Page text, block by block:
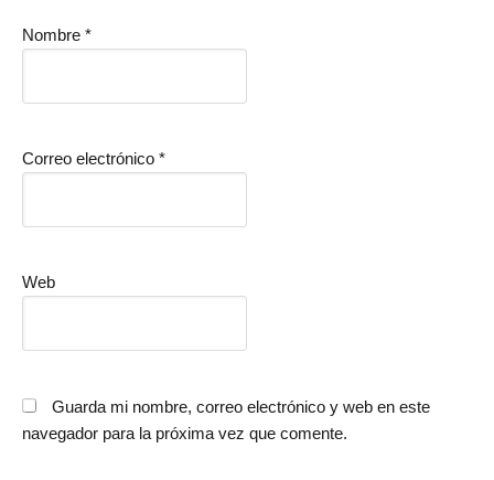
Nombre *
Correo electrónico *
Web
Guarda mi nombre, correo electrónico y web en este
navegador para la próxima vez que comente.